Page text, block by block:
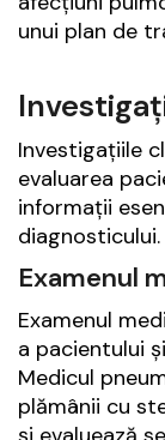
unui plan de
Investigațiile
evaluarea
informații
diagnosticului.
Examenul
Examenul
a pacientului
Medicul
plămânii cu